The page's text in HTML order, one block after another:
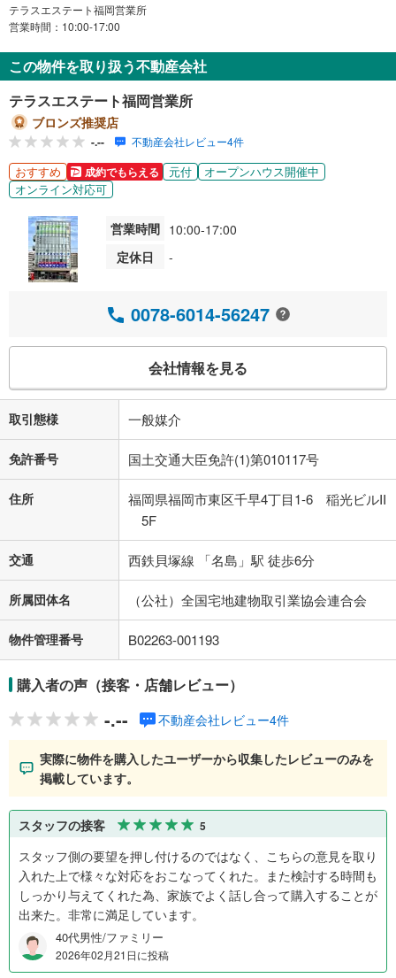
テラスエステート福岡営業所
営業時間：10:00-17:00
この物件を取り扱う不動産会社
テラスエステート福岡営業所
ブロンズ推奨店
-.-- 不動産会社レビュー4件
おすすめ 成約でもらえる 元付
オープンハウス開催中
オンライン対応可
営業時間 10:00-17:00
定休日
-
0078-6014-56247
会社情報を見る
取引態様 一般媒介
免許番号 国土交通大臣免許(1)第010117号
住所
福岡県福岡市東区千早4丁目1-6 稲光ビルII
5F
交通 西鉄貝塚線 「名島」駅 徒歩6分
所属団体名 （公社）全国宅地建物取引業協会連合会
物件管理番号 B02263-001193
購入者の声（接客・店舗レビュー）
-.-- 不動産会社レビュー4件
実際に物件を購入したユーザーから収集したレビューのみを
掲載しています。
スタッフの接客 5
スタッフ側の要望を押し付けるのではなく、こちらの意見を取り
入れた上で様々な対応をおこなってくれた。また検討する時間も
しっかり与えてくれた為、家族でよく話し合って購入することが
出来た。非常に満足しています。
40代男性/ファミリー
2026年02月21日に投稿